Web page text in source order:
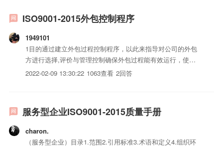
ISO9001-2015外包控制程序
1949101
1目的通过建立外包过程控制程序，以此来指导对公司的外包
方进行选择,评价与管理控制确保外包过程能有效运行，使外
包过程的结果满足本公司规定的要求。2适用范围适用于本公
2022-02-09 13:30:22 1063查看 2回答
服务型企业ISO9001-2015质量手册
charon.
（服务型企业）目录1.范围2.引用标准3.术语和定义4.组织环